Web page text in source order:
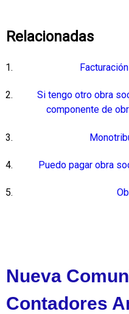
Relacionadas
Si tengo otro obra
componente de
Puedo pagar obra
Nueva
Contadores